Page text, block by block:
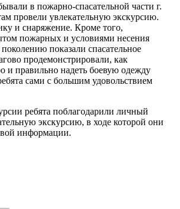
в пожарно-спасательной части г.
провели увлекательную экскурсию.
и снаряжение. Кроме того,
пожарных и условиями несения
показали спасательное
продемонстрировали, как
и правильно надеть боевую одежду
сами с большим удовольствием
ребята поблагодарили личный
экскурсию, в ходе которой они
информации.